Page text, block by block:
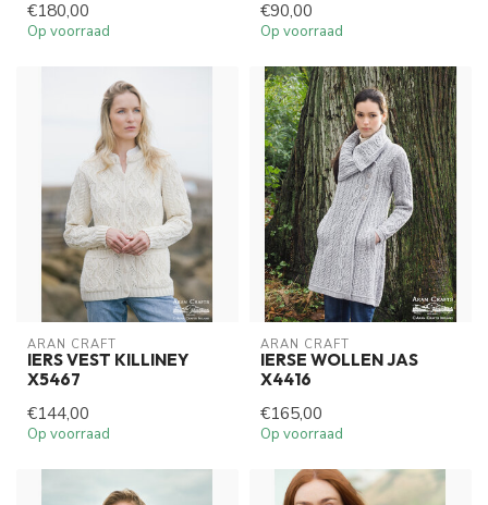
€180,00
Op voorraad
€90,00
Op voorraad
ARAN CRAFT
IERS VEST KILLINEY
X5467
€144,00
Op voorraad
ARAN CRAFT
IERSE WOLLEN JAS
X4416
€165,00
Op voorraad